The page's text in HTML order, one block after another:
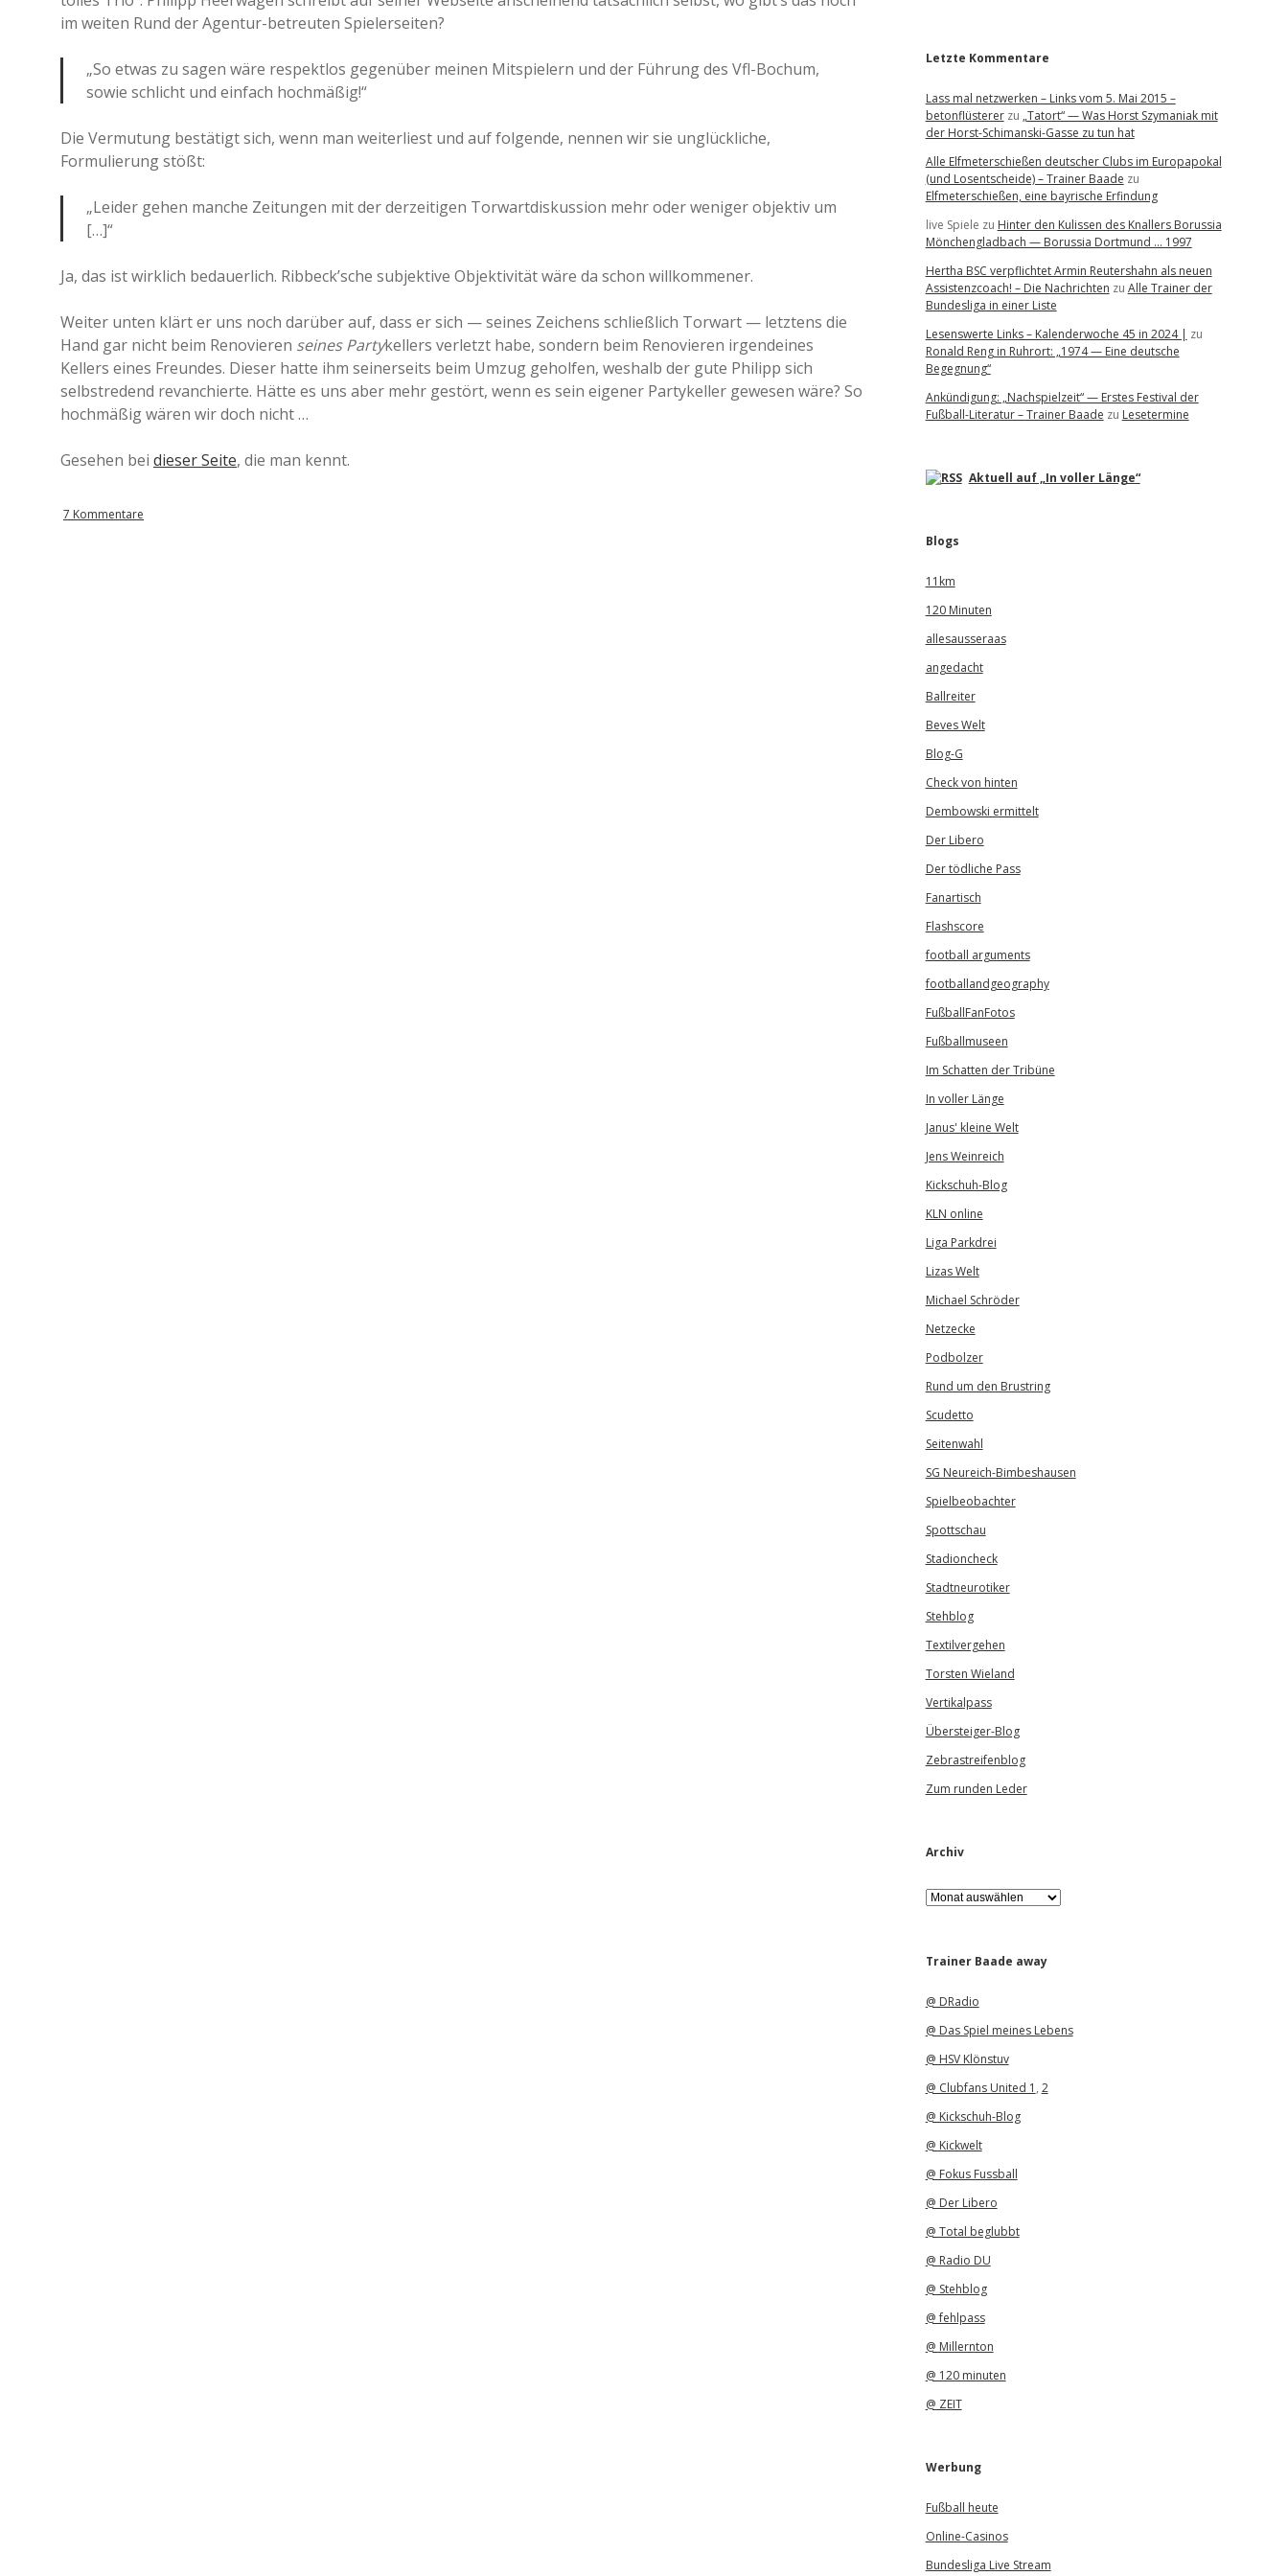
a
d
e
im weiten Rund der Agentur-betreuten Spielerseiten?
„So etwas zu sagen wäre respektlos gegenüber meinen Mitspielern und der Führung des Vfl-Bochum,
sowie schlicht und einfach hochmäßig!“
Die Vermutung bestätigt sich, wenn man weiterliest und auf folgende, nennen wir sie unglückliche,
Formulierung stößt:
„Leider gehen manche Zeitungen mit der derzeitigen Torwartdiskussion mehr oder weniger objektiv um
[…]“
Ja, das ist wirklich bedauerlich. Ribbeck’sche subjektive Objektivität wäre da schon willkommener.
Weiter unten klärt er uns noch darüber auf, dass er sich — seines Zeichens schließlich Torwart — letztens die
Hand gar nicht beim Renovieren seines Partykellers verletzt habe, sondern beim Renovieren irgendeines
Kellers eines Freundes. Dieser hatte ihm seinerseits beim Umzug geholfen, weshalb der gute Philipp sich
selbstredend revanchierte. Hätte es uns aber mehr gestört, wenn es sein eigener Partykeller gewesen wäre? So
hochmäßig wären wir doch nicht …
Gesehen bei dieser Seite, die man kennt.
7 Kommentare
Letzte Kommentare
Lass mal netzwerken – Links vom 5. Mai 2015 –
betonflüstererzu „Tatort“ — Was Horst Szymaniak mit
der Horst-Schimanski-Gasse zu tun hat
Alle Elfmeterschießen deutscher Clubs im Europapokal
(und Losentscheide) – Trainer Baade zu
Elfmeterschießen, eine bayrische Erfindung
live Spiele zu Hinter den Kulissen des Knallers Borussia
Mönchengladbach — Borussia Dortmund … 1997
Hertha BSC verpflichtet Armin Reutershahn als neuen
Assistenzcoach! – Die Nachrichten zu Alle Trainer der
Bundesliga in einer Liste
Lesenswerte Links – Kalenderwoche 45 in 2024 | zu
Ronald Reng in Ruhrort: „1974 — Eine deutsche
Begegnung“
Ankündigung: „Nachspielzeit“ — Erstes Festival der
Fußball-Literatur – Trainer Baade zu Lesetermine
Aktuell auf „In voller Länge“
Blogs
11km
120 Minuten
allesausseraas
angedacht
Ballreiter
Beves Welt
Blog-G
Check von hinten
Dembowski ermittelt
Der Libero
Der tödliche Pass
Fanartisch
Flashscore
football arguments
footballandgeography
FußballFanFotos
Fußballmuseen
Im Schatten der Tribüne
In voller Länge
Janus' kleine Welt
Jens Weinreich
Kickschuh-Blog
KLN online
Liga Parkdrei
Lizas Welt
Michael Schröder
Netzecke
Podbolzer
Rund um den Brustring
Scudetto
Seitenwahl
SG Neureich-Bimbeshausen
Spielbeobachter
Spottschau
Stadioncheck
Stadtneurotiker
Stehblog
Textilvergehen
Torsten Wieland
Vertikalpass
Übersteiger-Blog
Zebrastreifenblog
Zum runden Leder
Archiv
A
r
iTrainer Baade away
@ DRadio
@ Das Spiel meines Lebens
@ HSV Klönstuv
@ Clubfans United 1 , 2
@ Kickschuh-Blog
@ Kickwelt
@ Fokus Fussball
@ Der Libero
@ Total beglubbt
@ Radio DU
@ Stehblog
@ fehlpass
@ Millernton
@ 120 minuten
@ ZEIT
Werbung
Fußball heute
Online-Casinos
Bundesliga Live Stream